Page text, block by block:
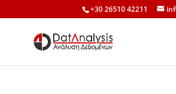
+30 26510 42211